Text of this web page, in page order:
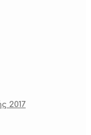
2017